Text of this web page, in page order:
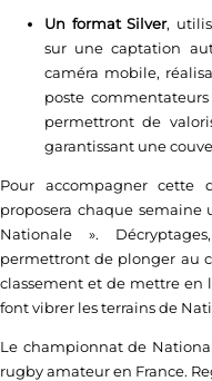
Un format Silver,
sur une captation
caméra mobile,
poste
permettront de
garantissant une
Pour accompagner cette
proposera chaque semaine
Nationale ».
permettront de plonger au
classement et de mettre en
font vibrer les terrains de
Le championnat de
rugby amateur en France.